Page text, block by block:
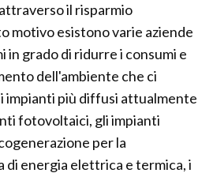
il risparmio
motivo esistono varie aziende
in grado di ridurre i consumi e
dell'ambiente che ci
impianti più diffusi attualmente
fotovoltaici, gli impianti
per la
di energia elettrica e termica, i